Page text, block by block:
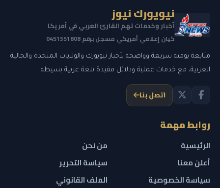
نيويورك نيوز
أخبار وخدمات تهم القارئ العربي في أمريكا
كيان إعلامي أمريكي مسجل برقم 0451351808
متابعة يومية سريعة وواضحة لأخبار نيويورك والولايات المتحدة والجالية
العربية، مع خدمات عملية ودلائل مفيدة بلغة عربية بسيطة.
اتصل بنا
روابط مهمة
الرئيسية
من نحن
أعلن معنا
سياسة التحرير
سياسة الخصوصية
الملف القانوني